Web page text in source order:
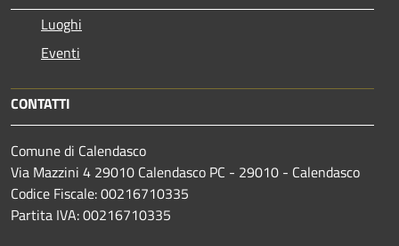
Luoghi
Eventi
CONTATTI
Comune di Calendasco
Via Mazzini 4 29010 Calendasco PC - 29010 - Calendasco
Codice Fiscale: 00216710335
Partita IVA: 00216710335